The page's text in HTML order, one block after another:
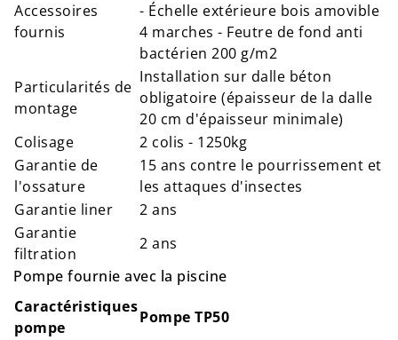
Accessoires
fournis
- Échelle extérieure bois amovible
4 marches - Feutre de fond anti
bactérien 200 g/m2
Particularités de
montage
Installation sur dalle béton
obligatoire (épaisseur de la dalle
20 cm d'épaisseur minimale)
Colisage
2 colis - 1250kg
Garantie de
l'ossature
15 ans contre le pourrissement et
les attaques d'insectes
Garantie liner
2 ans
Garantie
filtration
2 ans
Pompe fournie avec la piscine
Caractéristiques
pompe
Pompe TP50